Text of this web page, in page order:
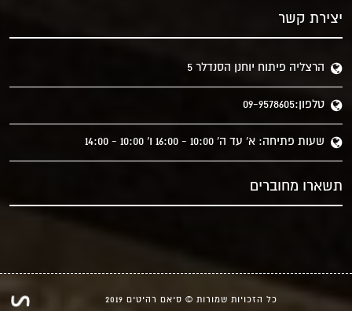
יצירת קשר
הרצליה פיתוח יוחנן הסנדלר 5
טלפון:09-9578605
שעות פתיחה: א' עד ה' 10:00 - 16:00 ו' 10:00 - 14:00
תשארו מחוברים
כל הזכויות שמורות © סיאם רהיטים 2019